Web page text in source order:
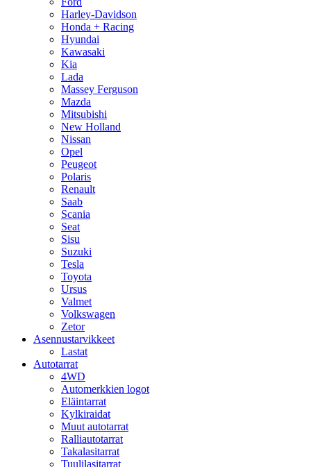
Harley-Davidson
Honda + Racing
Hyundai
Kawasaki
Kia
Lada
Massey Ferguson
Mazda
Mitsubishi
New Holland
Nissan
Opel
Peugeot
Polaris
Renault
Saab
Scania
Seat
Sisu
Suzuki
Tesla
Toyota
Ursus
Valmet
Volkswagen
Zetor
Asennustarvikkeet
Lastat
Autotarrat
4WD
Automerkkien logot
Eläintarrat
Kylkiraidat
Muut autotarrat
Ralliautotarrat
Takalasitarrat
Tuulilasitarrat